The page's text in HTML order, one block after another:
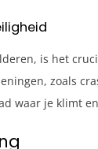
is het
zoals
waar je klimt